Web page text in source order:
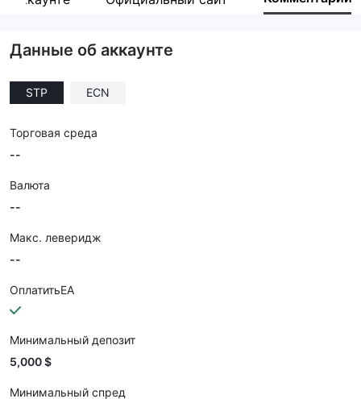
Компания
Данные об аккаунте
STP ECN
Торговая среда
--
Валюта
--
Макс. леверидж
--
ОплатитьEA
Минимальный депозит
5,000 $
Минимальный спред